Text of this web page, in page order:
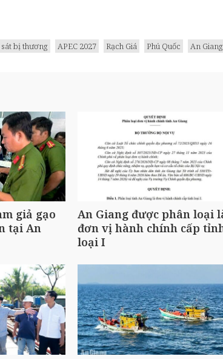
bị thương APEC 2027 Rạch Giá Phú Quốc
An Giang
giả gạo
tại An
An Giang được phân loại
đơn vị hành chính cấp
loại I